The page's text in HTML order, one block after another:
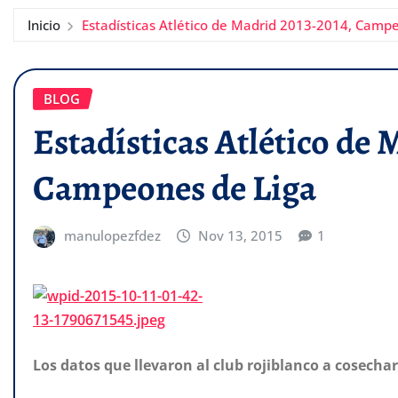
Inicio Estadísticas Atlético de Madrid 2013-2014,
BLOG
Estadísticas Atlético de
Campeones de Liga
manulopezfdez Nov 13, 2015 1
Los datos que llevaron al club rojiblanco a